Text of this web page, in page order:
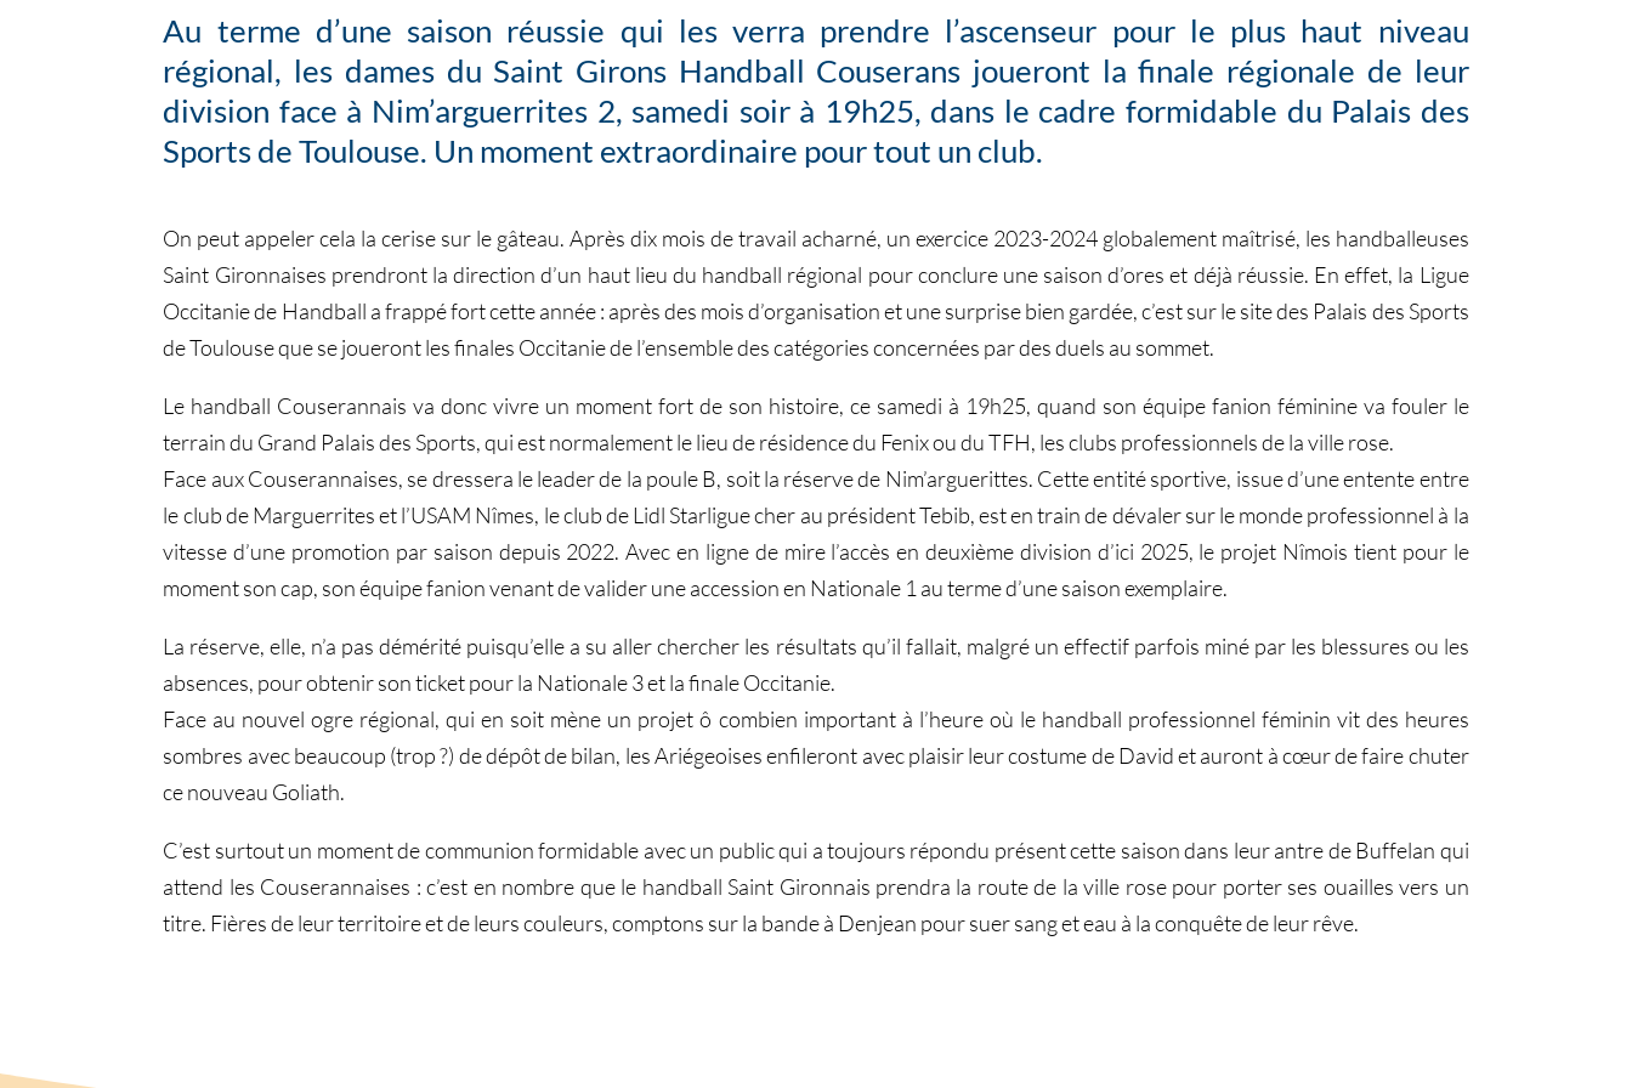
Au terme d’une saison réussie qui les verra prendre l’ascenseur pour le plus haut niveau
régional, les dames du Saint Girons Handball Couserans joueront la finale régionale de leur
division face à Nim’arguerrites 2, samedi soir à 19h25, dans le cadre formidable du Palais des
Sports de Toulouse. Un moment extraordinaire pour tout un club.
On peut appeler cela la cerise sur le gâteau. Après dix mois de travail acharné, un exercice 2023-2024 globalement maîtrisé, les handballeuses
Saint Gironnaises prendront la direction d’un haut lieu du handball régional pour conclure une saison d’ores et déjà réussie. En effet, la Ligue
Occitanie de Handball a frappé fort cette année : après des mois d’organisation et une surprise bien gardée, c’est sur le site des Palais des Sports
de Toulouse que se joueront les finales Occitanie de l’ensemble des catégories concernées par des duels au sommet.
Le handball Couserannais va donc vivre un moment fort de son histoire, ce samedi à 19h25, quand son équipe fanion féminine va fouler le
terrain du Grand Palais des Sports, qui est normalement le lieu de résidence du Fenix ou du TFH, les clubs professionnels de la ville rose.
Face aux Couserannaises, se dressera le leader de la poule B, soit la réserve de Nim’arguerittes. Cette entité sportive, issue d’une entente entre
le club de Marguerrites et l’USAM Nîmes, le club de Lidl Starligue cher au président Tebib, est en train de dévaler sur le monde professionnel à la
vitesse d’une promotion par saison depuis 2022. Avec en ligne de mire l’accès en deuxième division d’ici 2025, le projet Nîmois tient pour le
moment son cap, son équipe fanion venant de valider une accession en Nationale 1 au terme d’une saison exemplaire.
La réserve, elle, n’a pas démérité puisqu’elle a su aller chercher les résultats qu’il fallait, malgré un effectif parfois miné par les blessures ou les
absences, pour obtenir son ticket pour la Nationale 3 et la finale Occitanie.
Face au nouvel ogre régional, qui en soit mène un projet ô combien important à l’heure où le handball professionnel féminin vit des heures
sombres avec beaucoup (trop ?) de dépôt de bilan, les Ariégeoises enfileront avec plaisir leur costume de David et auront à cœur de faire chuter
ce nouveau Goliath.
C’est surtout un moment de communion formidable avec un public qui a toujours répondu présent cette saison dans leur antre de Buffelan qui
attend les Couserannaises : c’est en nombre que le handball Saint Gironnais prendra la route de la ville rose pour porter ses ouailles vers un
titre. Fières de leur territoire et de leurs couleurs, comptons sur la bande à Denjean pour suer sang et eau à la conquête de leur rêve.